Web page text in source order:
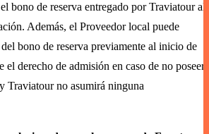
bono de reserva entregado por Traviatour al
Además, el Proveedor local puede
bono de reserva previamente al inicio de
el derecho de admisión en caso de no poseer
Traviatour no asumirá ninguna